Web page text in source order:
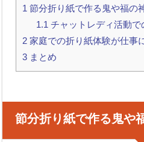
1 節分折り紙で作る鬼や福の
1.1 チャットレディ活動
2 家庭での折り紙体験が仕事
3 まとめ
節分折り紙で作る鬼や